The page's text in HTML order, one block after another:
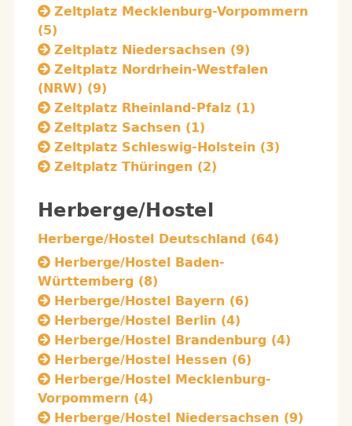
Zeltplatz Mecklenburg-Vorpommern
(5)
Zeltplatz Niedersachsen (9)
Zeltplatz Nordrhein-Westfalen
(NRW) (9)
Zeltplatz Rheinland-Pfalz (1)
Zeltplatz Sachsen (1)
Zeltplatz Schleswig-Holstein (3)
Zeltplatz Thüringen (2)
Herberge/Hostel
Herberge/Hostel Deutschland (64)
Herberge/Hostel Baden-
Württemberg (8)
Herberge/Hostel Bayern (6)
Herberge/Hostel Berlin (4)
Herberge/Hostel Brandenburg (4)
Herberge/Hostel Hessen (6)
Herberge/Hostel Mecklenburg-
Vorpommern (4)
Herberge/Hostel Niedersachsen (9)